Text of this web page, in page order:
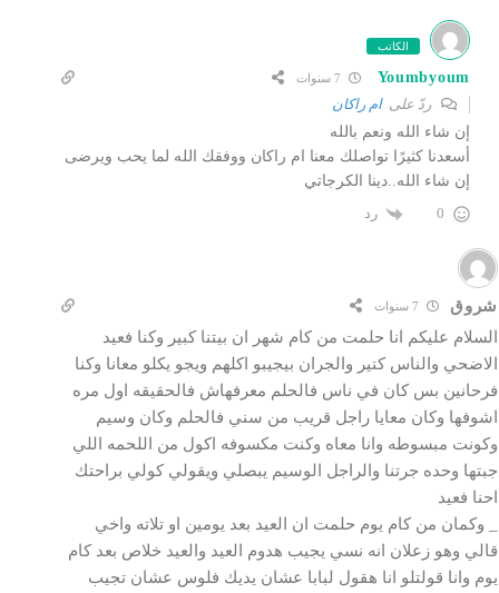
الكاتب
Youmbyoum
ردّ علىام راكان
إن شاء الله ونعم بالله
أسعدنا كثيرًا تواصلك معنا ام راكان ووفقك الله لما يحب ويرضى
إن شاء الله..دينا الكرجاتي
0
رد
شروق
السلام عليكم انا حلمت من كام شهر ان بيتنا كبير وكنا فعيد
الاضحي والناس كتير والجران بيجيبو اكلهم ويجو يكلو معانا وكنا
فرحانين بس كان في ناس فالحلم معرفهاش فالحقيقه اول مره
اشوفها وكان معايا راجل قريب من سني فالحلم وكان وسيم
وكونت مبسوطه وانا معاه وكنت مكسوفه اكول من اللحمه اللي
جبتها وحده جرتنا والراجل الوسيم يبصلي ويقولي كولي براحتك
احنا فعيد
_ وكمان من كام يوم حلمت ان العيد بعد يومين او تلاته واخي
قالي وهو زعلان انه نسي يجيب هدوم العيد والعيد خلاص بعد كام
يوم وانا قولتلو انا هقول لبابا عشان يديك فلوس عشان تجيب